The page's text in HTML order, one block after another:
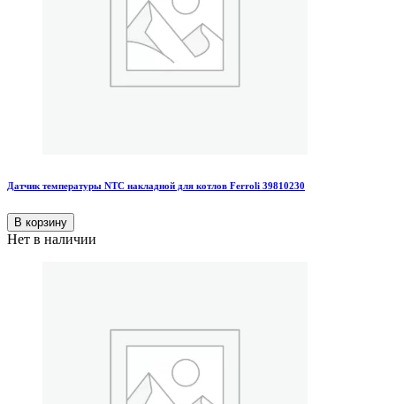
Датчик температуры NTC накладной для котлов Ferroli 39810230
В корзину
Нет в наличии